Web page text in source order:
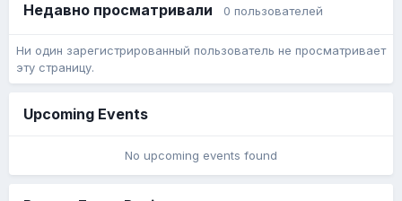
Недавно просматривали 0 пользователей
Ни один зарегистрированный пользователь не просматривает
эту страницу.
Upcoming Events
No upcoming events found